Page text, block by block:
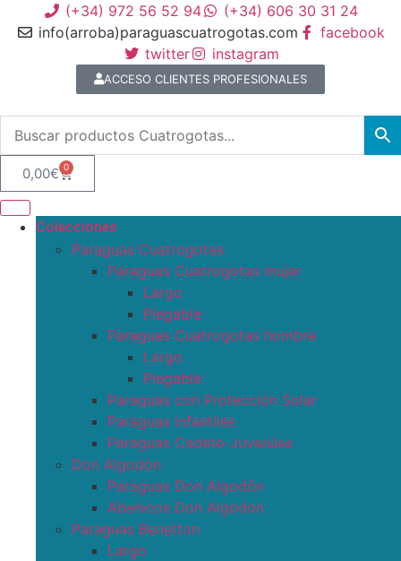
(+34) 972 56 52 94
(+34) 606 30 31 24
info(arroba)paraguascuatrogotas.com
facebook
twitter
instagram
ACCESO CLIENTES PROFESIONALES
0,00€ 0
Colecciones
Paraguas Cuatrogotas
Paraguas Cuatrogotas mujer
Largo
Plegable
Paraguas Cuatrogotas hombre
Largo
Plegable
Paraguas con Protección Solar
Paraguas infantiles
Paraguas Cadete-Juveniles
Don Algodón
Paraguas Don Algodón
Abanicos Don Algodon
Paraguas Benetton
Largo